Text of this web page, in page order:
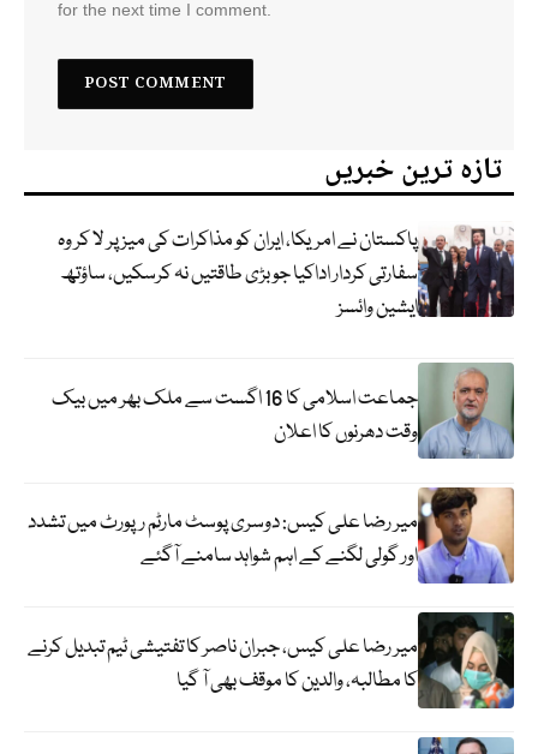
for the next time I comment.
تازہ ترین خبریں
پاکستان نے امریکا، ایران کو مذاکرات کی میز پر لا کر وہ
سفارتی کردار اداکیا جو بڑی طاقتیں نہ کرسکیں، ساؤتھ
ایشین وائسز
جماعت اسلامی کا 16 اگست سے ملک بھر میں بیک
وقت دھرنوں کا اعلان
میر رضا علی کیس: دوسری پوسٹ مارٹم رپورٹ میں تشدد
اور گولی لگنے کے اہم شواہد سامنے آگئے
میر رضا علی کیس، جبران ناصر کا تفتیشی ٹیم تبدیل کرنے
کا مطالبہ، والدین کا موقف بھی آ گیا